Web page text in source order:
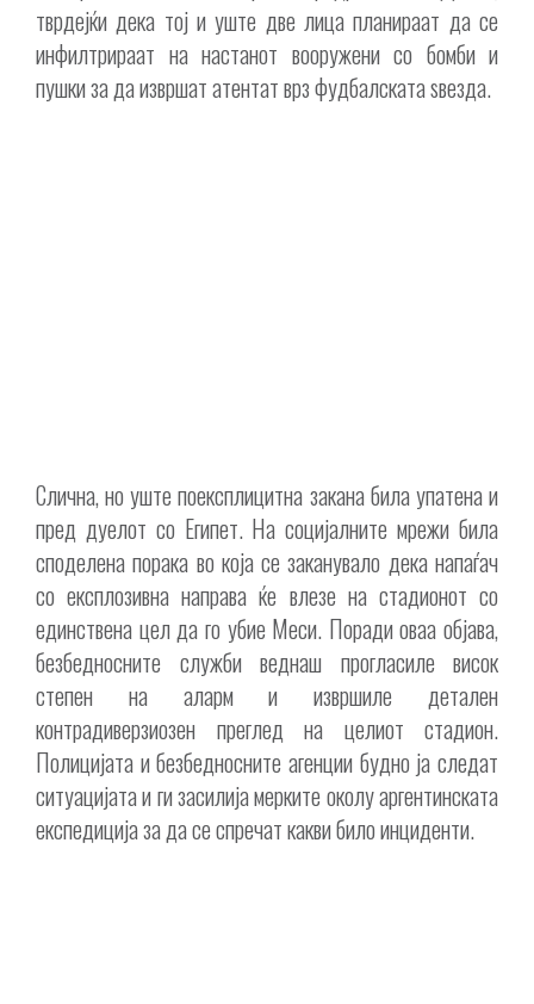
тврдејќи дека тој и уште две лица планираат да се
инфилтрираат на настанот вооружени со бомби и
пушки за да извршат атентат врз фудбалската ѕвезда.
Слична, но уште поексплицитна закана била упатена и
пред дуелот со Египет. На социјалните мрежи била
споделена порака во која се заканувало дека напаѓач
со експлозивна направа ќе влезе на стадионот со
единствена цел да го убие Меси. Поради оваа објава,
безбедносните служби веднаш прогласиле висок
степен на аларм и извршиле детален
контрадиверзиозен преглед на целиот стадион.
Полицијата и безбедносните агенции будно ја следат
ситуацијата и ги засилија мерките околу аргентинската
експедиција за да се спречат какви било инциденти.